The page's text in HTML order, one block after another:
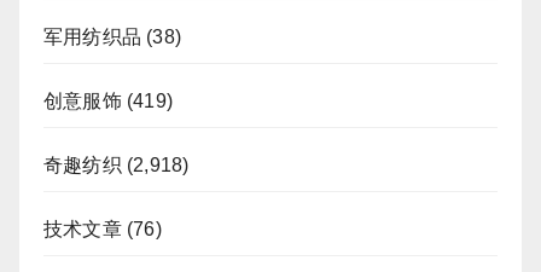
军用纺织品 (38)
创意服饰(419)
奇趣纺织 (2,918)
技术文章(76)